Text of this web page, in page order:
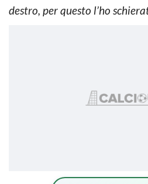
destro, per questo l’ho